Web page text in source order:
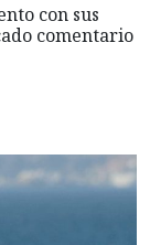
con sus
comentario